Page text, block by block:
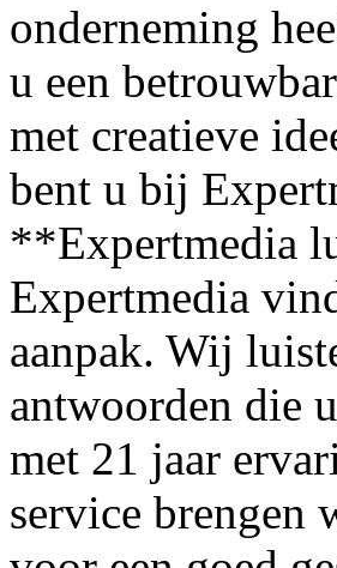
onderneming
u een
met creatieve
bent u bij
**Expertmedia
Expertmedia
aanpak. Wij
antwoorden die
met 21 jaar
service brengen